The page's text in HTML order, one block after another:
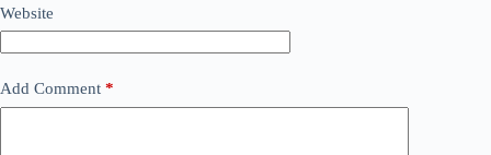
Website
Add Comment *